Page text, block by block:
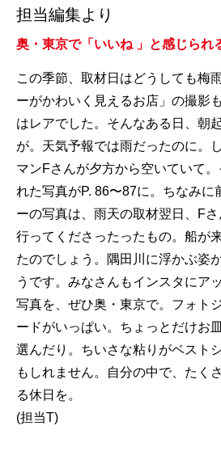
担当編集より
奥・東京で「いいね 」と感じられ
この季節、取材日はどうしても梅
ーがかわいく見えるお店」の撮影
はレアでした。そんなある日、朝
が。天気予報では雨だったのに。
マンFさんが夕方から空いていて
れた写真がP. 86〜87に。ちなみに
ーの写真は、雨天の取材翌日、F
行ってくださったったもの。船が
たのでしょう。隅田川に浮かぶ姿
うです。みなさんもインスタにア
写真を、ぜひ奥・東京で。フォト
ードがいっぱい。ちょっとだけお
選んだり。ちいさな粘りがベスト
もしれません。自分の中で、たく
る休日を。
(担当T)